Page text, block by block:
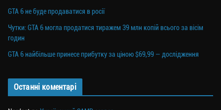
GTA 6 не буде продаватися в росії
Чутки: GTA 6 могла продатися тиражем 39 млн копій всього за вісім
годин
GTA 6 найбільше принесе прибутку за ціною $69,99 — дослідження
Останні коментарі